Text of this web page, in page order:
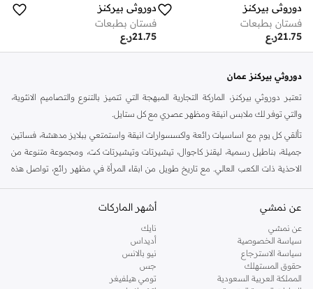
دوروثي بيركنز
فستان بطبعات
ر.ع21.75
دوروثي بيركنز
فستان بطبعات
ر.ع21.75
دوروثي بيركنز عمان
تعتبر دوروثي بيركنز، الماركة التجارية المبهجة التي تتميز بالتنوع والتصاميم الانثوية،
والتي توفر لك ملابس انيقة ومظهر عصري مع كل ستايل.
تألقي كل يوم مع اساسيات رائعة واكسسوارات انيقة واستمتعي ببلايز مدهشة، فساتين
جميلة، بناطيل رسمية، ليقنز كاجوال، تيشيرتات وتيشيرتات كت، ومجموعة متنوعة من
الاحذية ذات الكعب العالي. مع تاريخ طويل من ابقاء المرأة في مظهر رائع، تواصل هذه
كنت تقومين بتجديد خزانة ملابسك الملائمة للعمل، البحث عن فستان مثالي للحفلات او
اليه.
تسوقي دوروثي بيركنز اون لاين مسقط
تسوقي دوروثي بيركنز اون لاين من نمشي واستمتعي باكثر من الف ستايل من مجموعة
عن نمشي
عن نمشي
سياسة الخصوصية
سياسة الاسترجاع
حقوق المستهلك
المملكة العربية السعودية
أشهر الماركات
نايك
أديداس
نيو بالانس
جس
تومي هيلفيغر